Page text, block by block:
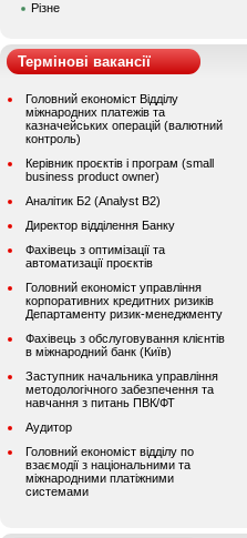
Різне
Термінові вакансії
Головний економіст Відділу
міжнародних платежів та
казначейських операцій (валютний
контроль)
Керівник проєктів і програм (small
business product owner)
Аналітик Б2 (Analyst B2)
Директор відділення Банку
Фахівець з оптимізації та
автоматизації проєктів
Головний економіст управління
корпоративних кредитних ризиків
Департаменту ризик-менеджменту
Фахівець з обслуговування клієнтів
в міжнародний банк (Київ)
Заступник начальника управління
методологічного забезпечення та
навчання з питань ПВК/ФТ
Аудитор
Головний економіст відділу по
взаємодії з національними та
міжнародними платіжними
системами